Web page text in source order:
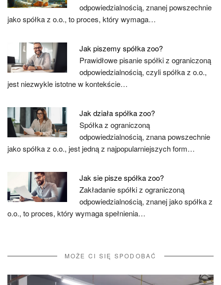
odpowiedzialnością, znanej powszechnie
jako spółka z o.o., to proces, który wymaga…
Jak piszemy spółka zoo?
Prawidłowe pisanie spółki z ograniczoną
odpowiedzialnością, czyli spółka z o.o.,
jest niezwykle istotne w kontekście…
Jak działa spółka zoo?
Spółka z ograniczoną
odpowiedzialnością, znana powszechnie
jako spółka z o.o., jest jedną z najpopularniejszych form…
Jak sie pisze spółka zoo?
Zakładanie spółki z ograniczoną
odpowiedzialnością, znanej jako spółka z
o.o., to proces, który wymaga spełnienia…
MOŻE CI SIĘ SPODOBAĆ